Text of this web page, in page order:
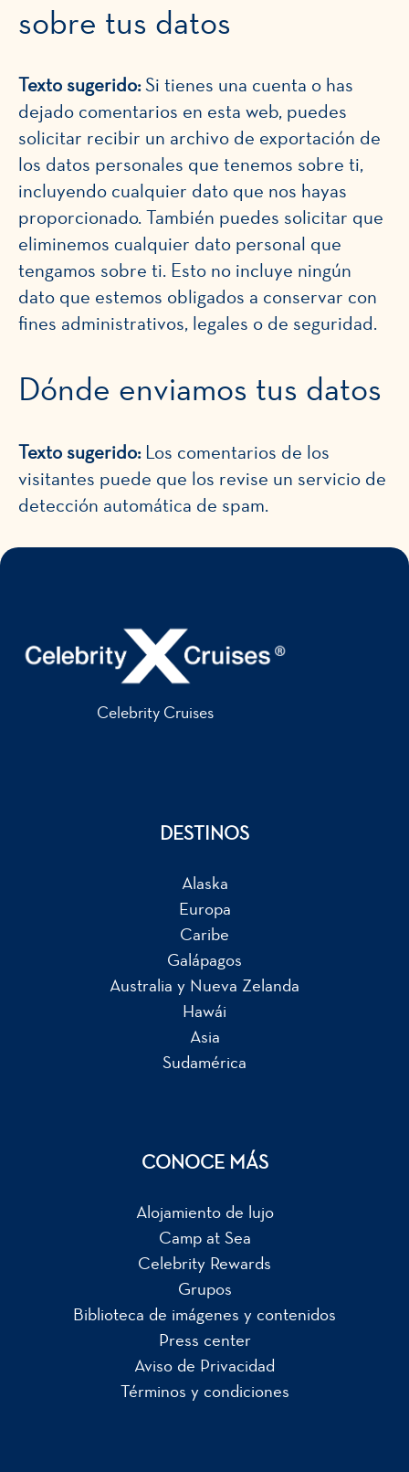
sobre tus datos
Texto sugerido:Si tienes una cuenta o has
dejado comentarios en esta web, puedes
solicitar recibir un archivo de exportación de
los datos personales que tenemos sobre ti,
incluyendo cualquier dato que nos hayas
proporcionado. También puedes solicitar que
eliminemos cualquier dato personal que
tengamos sobre ti. Esto no incluye ningún
dato que estemos obligados a conservar con
fines administrativos, legales o de seguridad.
Dónde enviamos tus datos
Texto sugerido: Los comentarios de los
visitantes puede que los revise un servicio de
detección automática de spam.
Celebrity Cruises
DESTINOS
Alaska
Europa
Caribe
Galápagos
Australia y Nueva Zelanda
Hawái
Asia
Sudamérica
CONOCE MÁS
Alojamiento de lujo
Camp at Sea
Celebrity Rewards
Grupos
Biblioteca de imágenes y contenidos
Press center
Aviso de Privacidad
Términos y condiciones